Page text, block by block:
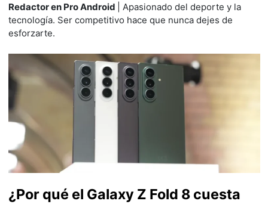
Redactor en Pro Android
| Apasionado del deporte y la
tecnología. Ser competitivo hace que nunca dejes de
esforzarte.
¿Por qué el Galaxy Z Fold 8 cuesta